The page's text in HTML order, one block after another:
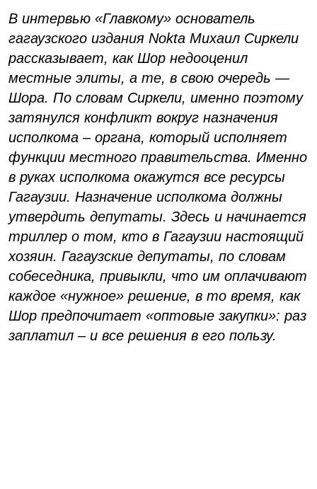
В интервью «Главкому» основатель
гагаузского издания Nokta Михаил Сиркели
рассказывает, как Шор недооценил
местные элиты, а те, в свою очередь —
Шора. По словам Сиркели, именно поэтому
затянулся конфликт вокруг назначения
исполкома – органа, который исполняет
функции местного правительства. Именно
в руках исполкома окажутся все ресурсы
Гагаузии. Назначение исполкома должны
утвердить депутаты. Здесь и начинается
триллер о том, кто в Гагаузии настоящий
хозяин. Гагаузские депутаты, по словам
собеседника, привыкли, что им оплачивают
каждое «нужное» решение, в то время, как
Шор предпочитает «оптовые закупки»: раз
заплатил – и все решения в его пользу.